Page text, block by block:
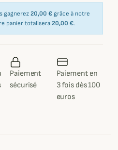
gagnerez20,00 € grâce à notre
panier totalisera20,00 €.
Paiement
sécurisé
Paiement en
3 fois dès 100
euros